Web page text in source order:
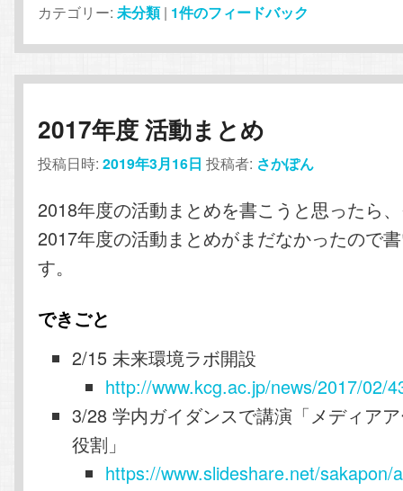
カテゴリー: 未分類 | 1件のフィードバック
2017年度 活動まとめ
投稿日時:2019年3月16日 投稿者: さかぽん
2018年度の活動まとめを書こうと思ったら
2017年度の活動まとめがまだなかったので
す。
できごと
2/15 未来環境ラボ開設
http://www.kcg.ac.jp/news/2017/02/
3/28 学内ガイダンスで講演「メディア
役割」
https://www.slideshare.net/sakapon/